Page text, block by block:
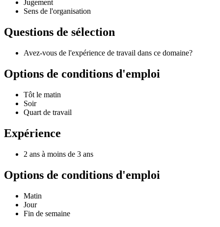
Jugement
Sens de l'organisation
Questions de sélection
Avez-vous de l'expérience de travail dans ce domaine?
Options de conditions d'emploi
Tôt le matin
Soir
Quart de travail
Expérience
2 ans à moins de 3 ans
Options de conditions d'emploi
Matin
Jour
Fin de semaine